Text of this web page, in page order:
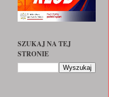
SZUKAJ NA TEJ
STRONIE